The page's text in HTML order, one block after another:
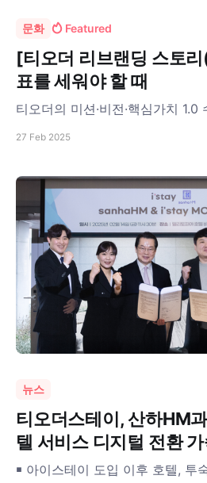
문화 Featured
[티오더 리브랜딩 스토
표를 세워야 할 때
티오더의 미션·비전·핵심가치 1.0
27 Feb 2025
뉴스
티오더스테이, 산하HM
텔 서비스 디지털 전환
￭ 아이스테이 도입 이후 호텔, 투